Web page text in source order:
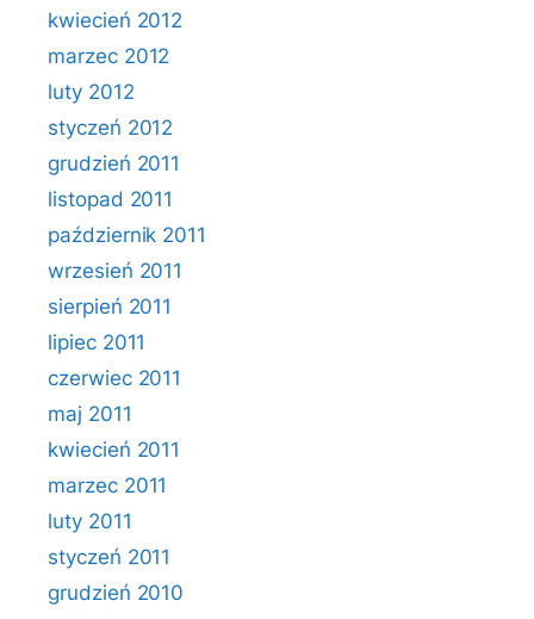
kwiecień 2012
marzec 2012
luty 2012
styczeń 2012
grudzień 2011
listopad 2011
październik 2011
wrzesień 2011
sierpień 2011
lipiec 2011
czerwiec 2011
maj 2011
kwiecień 2011
marzec 2011
luty 2011
styczeń 2011
grudzień 2010